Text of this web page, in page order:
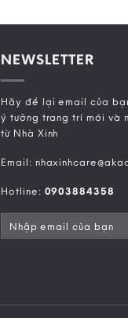
NEWSLETTER
Hãy để lại email của
ý tưởng trang trí mới và
từ Nhà Xinh
Email:
Hotline: 0903884358